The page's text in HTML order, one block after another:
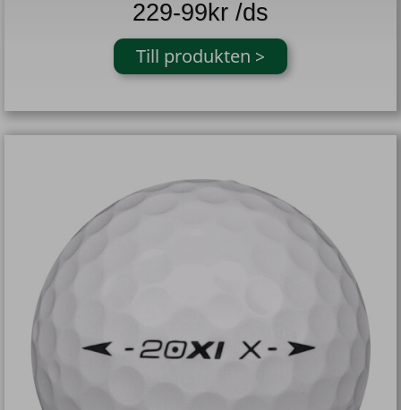
229-99kr /ds
Till produkten >